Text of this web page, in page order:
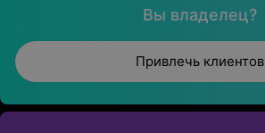
Вы владелец?
Привлечь клиентов